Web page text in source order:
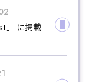
」 に掲載